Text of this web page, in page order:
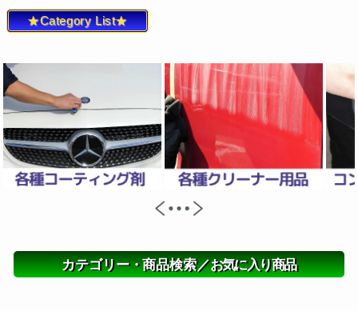
★Category List★
カテゴリー・商品検索／お気に入り商品